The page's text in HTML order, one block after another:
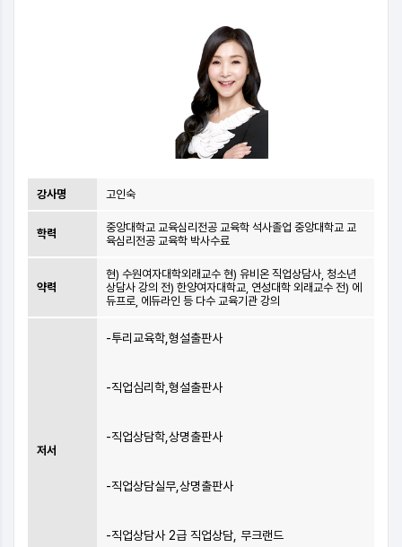
강사명 고인숙
학력
중앙대학교 교육심리전공 교육학 석사졸업 중앙대학교 교
육심리전공 교육학 박사수료
약력
현) 수원여자대학외래교수 현) 유비온 직업상담사, 청소년
상담사 강의 전) 한양여자대학교, 연성대학 외래교수 전) 에
듀프로, 에듀라인 등 다수 교육기관 강의
저서
-투리교육학,형설출판사
-직업심리학,형설출판사
-직업상담학,상명출판사
-직업상담실무,상명출판사
-직업상담사 2급 직업상담, 무크랜드